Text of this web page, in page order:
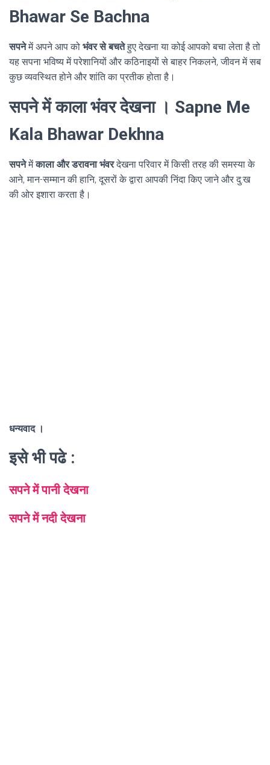
Bhawar Se Bachna
सपनेमें अपने आप को भंवर से बचतेहुए देखना या कोई आपको बचा लेता है तो
यह सपना भविष्य में परेशानियों और कठिनाइयों से बाहर निकलने, जीवन में सब
कुछ व्यवस्थित होने और शांति का प्रतीक होता है।
सपने में काला भंवर देखना । Sapne Me
Kala Bhawar Dekhna
सपनेमेंकाला और डरावना भंवरदेखना परिवार में किसी तरह की समस्या के
आने, मान-सम्मान की हानि, दूसरों के द्वारा आपकी निंदा किए जाने और दु:ख
की ओर इशारा करता है।
धन्यवाद ।
इसे भी पढे :
सपने में पानी देखना
सपने में नदी देखना